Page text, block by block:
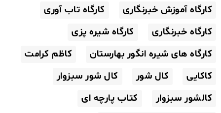
کارگاه آموزش خبرنگاری
کارگاه تاب آوری
کارگاه خبرنگاری
کارگاه شیره پزی
کارگاه های شیره انگور بهارستان
کاظم کرامت
کاکایی
کال شور
کال شور سبزوار
کالشور سبزوار
کتاب پارچه ای